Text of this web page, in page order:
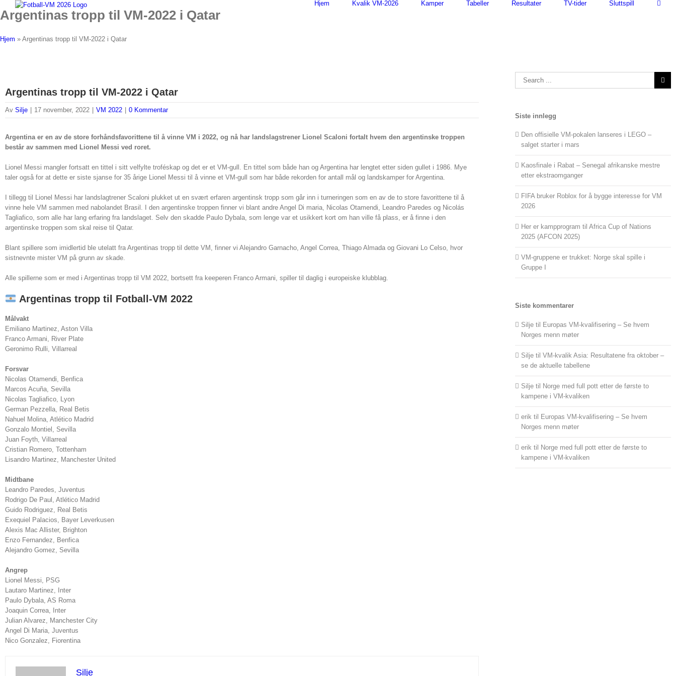
to
content
Hjem Kvalik VM-2026 Kamper Tabeller Resultater TV-tider Sluttspill
Argentinas tropp til VM-2022 i Qatar
Hjem » Argentinas tropp til VM-2022 i Qatar
Argentinas tropp til VM-2022 i Qatar
Av Silje 17 november, 2022 VM 2022 0 Kommentar
Argentina er en av de store forhåndsfavorittene til å vinne VM i 2022, og nå har landslagstrener Lionel Scaloni fortalt hvem den argentinske troppen
består av sammen med Lionel Messi ved roret.
Lionel Messi mangler fortsatt en tittel i sitt velfylte troféskap og det er et VM-gull. En tittel som både han og Argentina har lengtet etter siden gullet i 1986. Mye
taler også for at dette er siste sjanse for 35 årige Lionel Messi til å vinne et VM-gull som har både rekorden for antall mål og landskamper for Argentina.
I tillegg til Lionel Messi har landslagtrener Scaloni plukket ut en svært erfaren argentinsk tropp som går inn i turneringen som en av de to store favorittene til å
vinne hele VM sammen med nabolandet Brasil. I den argentinske troppen finner vi blant andre Angel Di maria, Nicolas Otamendi, Leandro Paredes og Nicolás
Tagliafico, som alle har lang erfaring fra landslaget. Selv den skadde Paulo Dybala, som lenge var et usikkert kort om han ville få plass, er å finne i den
argentinske troppen som skal reise til Qatar.
Blant spillere som imidlertid ble utelatt fra Argentinas tropp til dette VM, finner vi Alejandro Garnacho, Angel Correa, Thiago Almada og Giovani Lo Celso, hvor
sistnevnte mister VM på grunn av skade.
Alle spillerne som er med i Argentinas tropp til VM 2022, bortsett fra keeperen Franco Armani, spiller til daglig i europeiske klubblag.
Argentinas tropp til Fotball-VM 2022
Målvakt
Emiliano Martinez, Aston Villa
Franco Armani, River Plate
Geronimo Rulli, Villarreal
Forsvar
Nicolas Otamendi, Benfica
Marcos Acuña, Sevilla
Nicolas Tagliafico, Lyon
German Pezzella, Real Betis
Nahuel Molina, Atlético Madrid
Gonzalo Montiel, Sevilla
Juan Foyth, Villarreal
Cristian Romero, Tottenham
Lisandro Martinez, Manchester United
Midtbane
Leandro Paredes, Juventus
Rodrigo De Paul, Atlético Madrid
Guido Rodriguez, Real Betis
Exequiel Palacios, Bayer Leverkusen
Alexis Mac Allister, Brighton
Enzo Fernandez, Benfica
Alejandro Gomez, Sevilla
Angrep
Lionel Messi, PSG
Lautaro Martinez, Inter
Paulo Dybala, AS Roma
Joaquin Correa, Inter
Julian Alvarez, Manchester City
Angel Di Maria, Juventus
Nico Gonzalez, Fiorentina
Silje
Search
for:
Siste innlegg
Den offisielle VM-pokalen lanseres i LEGO –
salget starter i mars
Kaosfinale i Rabat – Senegal afrikanske mestre
etter ekstraomganger
FIFA bruker Roblox for å bygge interesse for VM
2026
Her er kampprogram til Africa Cup of Nations
2025 (AFCON 2025)
VM-gruppene er trukket: Norge skal spille i
Gruppe I
Siste kommentarer
Silje til Europas VM-kvalifisering – Se hvem
Norges menn møter
Silje tilVM-kvalik Asia: Resultatene fra oktober –
se de aktuelle tabellene
Silje til Norge med full pott etter de første to
kampene i VM-kvaliken
erik til Europas VM-kvalifisering – Se hvem
Norges menn møter
erik til Norge med full pott etter de første to
kampene i VM-kvaliken